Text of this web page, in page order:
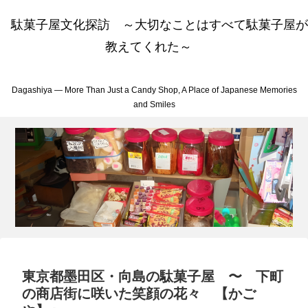
駄菓子屋文化探訪 ～大切なことはすべて駄菓子屋が
教えてくれた～
Dagashiya — More Than Just a Candy Shop, A Place of Japanese Memories
and Smiles
東京都墨田区・向島の駄菓子屋 〜 下町
の商店街に咲いた笑顔の花々 【かご